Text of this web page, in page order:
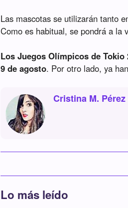
Las mascotas se utilizarán tanto
Como es habitual, se pondrá a la
Los Juegos Olímpicos de
9 de agosto. Por otro lado, ya
Cristina M. Pérez
Lo más leído